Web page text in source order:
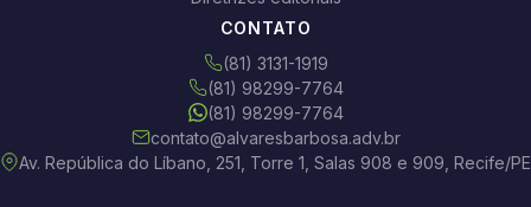
CONTATO
(81) 3131-1919
(81) 98299-7764
(81) 98299-7764
contato@alvaresbarbosa.adv.br
Av. República do Líbano, 251, Torre 1, Salas 908 e 909, Recife/PE